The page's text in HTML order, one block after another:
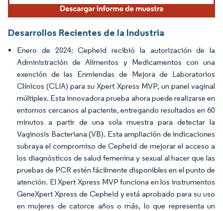
Desarrollos Recientes de la Industria
Enero de 2024: Cepheid recibió la autorización de la
Administración de Alimentos y Medicamentos con una
exención de las Enmiendas de Mejora de Laboratorios
Clínicos (CLIA) para su Xpert Xpress MVP, un panel vaginal
múltiplex. Esta innovadora prueba ahora puede realizarse en
entornos cercanos al paciente, entregando resultados en 60
minutos a partir de una sola muestra para detectar la
Vaginosis Bacteriana (VB). Esta ampliación de indicaciones
subraya el compromiso de Cepheid de mejorar el acceso a
los diagnósticos de salud femenina y sexual al hacer que las
pruebas de PCR estén fácilmente disponibles en el punto de
atención. El Xpert Xpress MVP funciona en los instrumentos
GeneXpert Xpress de Cepheid y está aprobado para su uso
en mujeres de catorce años o más, lo que representa un